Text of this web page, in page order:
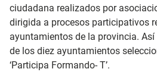
ciudadana realizados por
dirigida a procesos participativos
ayuntamientos de la provincia.
de los diez ayuntamientos
‘Participa Formando- T’.